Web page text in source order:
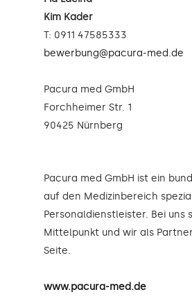
Kim Kader
T: 0911 47585333
bewerbung@pacura-med.de
Pacura med GmbH
Forchheimer Str. 1
90425 Nürnberg
Pacura med GmbH ist ein
auf den Medizinbereich
Personaldienstleister. Bei uns
Mittelpunkt und wir als
Seite.
www.pacura-med.de